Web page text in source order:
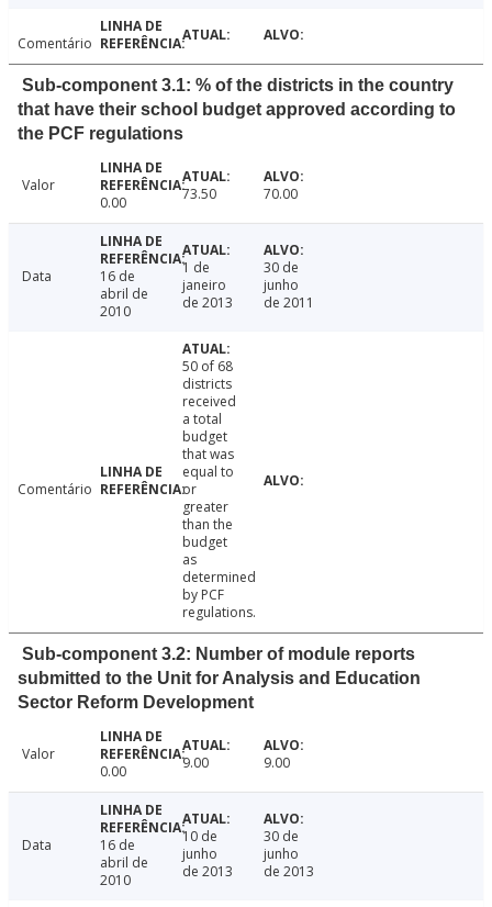
Comentário
Sub-component 3.1: % of the districts in the country
that have their school budget approved according to
the PCF regulations
Valor
0.00
73.50 70.00
Data
16 de
abril de
2010
1 de
janeiro
de 2013
30 de
junho
de 2011
Comentário
50 of 68
districts
received
a total
budget
that was
equal to
or
greater
than the
budget
as
determined
by PCF
regulations.
Sub-component 3.2: Number of module reports
submitted to the Unit for Analysis and Education
Sector Reform Development
Valor
0.00
9.00 9.00
Data
16 de
abril de
2010
10 de
junho
de 2013
30 de
junho
de 2013